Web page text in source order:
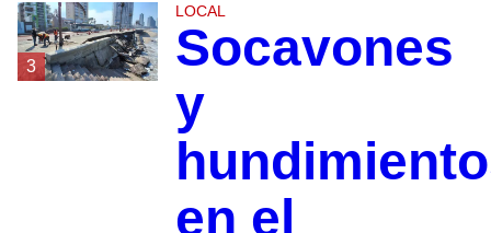
3
LOCAL
Socavones
y
en el